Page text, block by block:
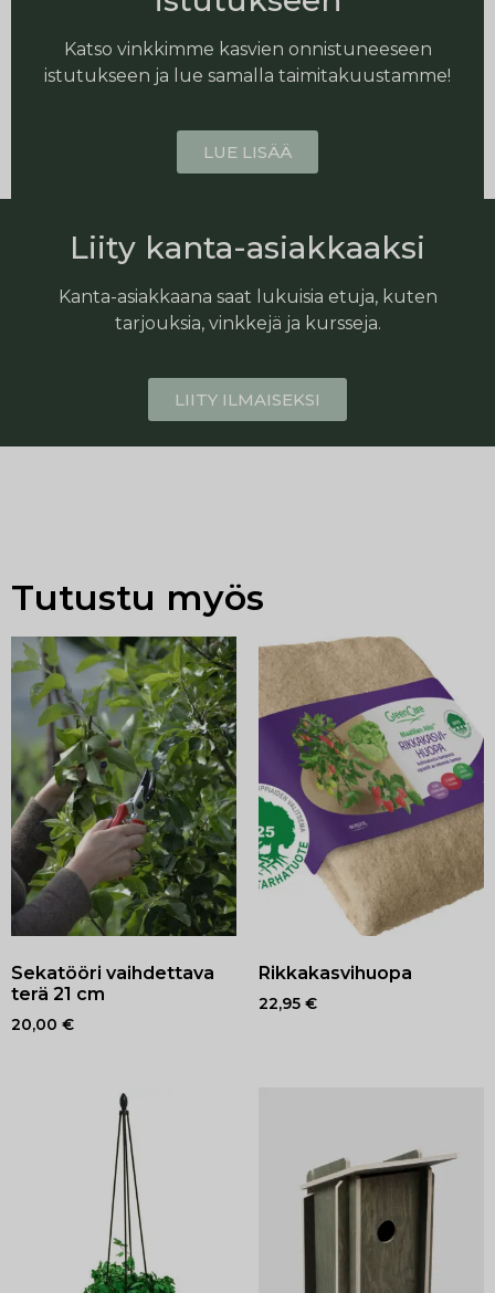
Katso vinkkimme kasvien onnistuneeseen
istutukseen ja lue samalla taimitakuustamme!
LUE LISÄÄ
Liity kanta-asiakkaaksi
Kanta-asiakkaana saat lukuisia etuja, kuten
tarjouksia, vinkkejä ja kursseja.
LIITY ILMAISEKSI
Tutustu myös
Sekatööri vaihdettava
terä 21 cm
20,00 €
Rikkakasvihuopa
22,95 €